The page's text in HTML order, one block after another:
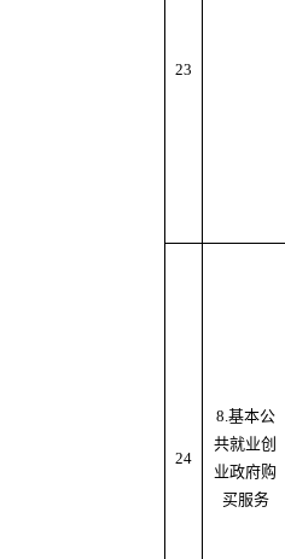
23
24
8.基本公
共就业创
业政府购
买服务